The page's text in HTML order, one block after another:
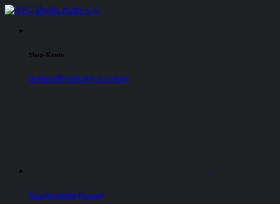
Shop-Konto
berlinadler.de/my-account/
Dein Warenkorb (0 items)